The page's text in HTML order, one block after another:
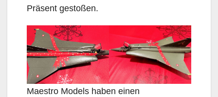
Präsent gestoßen.
Maestro Models haben einen